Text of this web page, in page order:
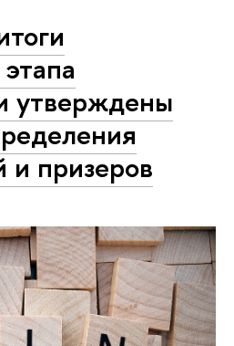
утверждены
и призеров